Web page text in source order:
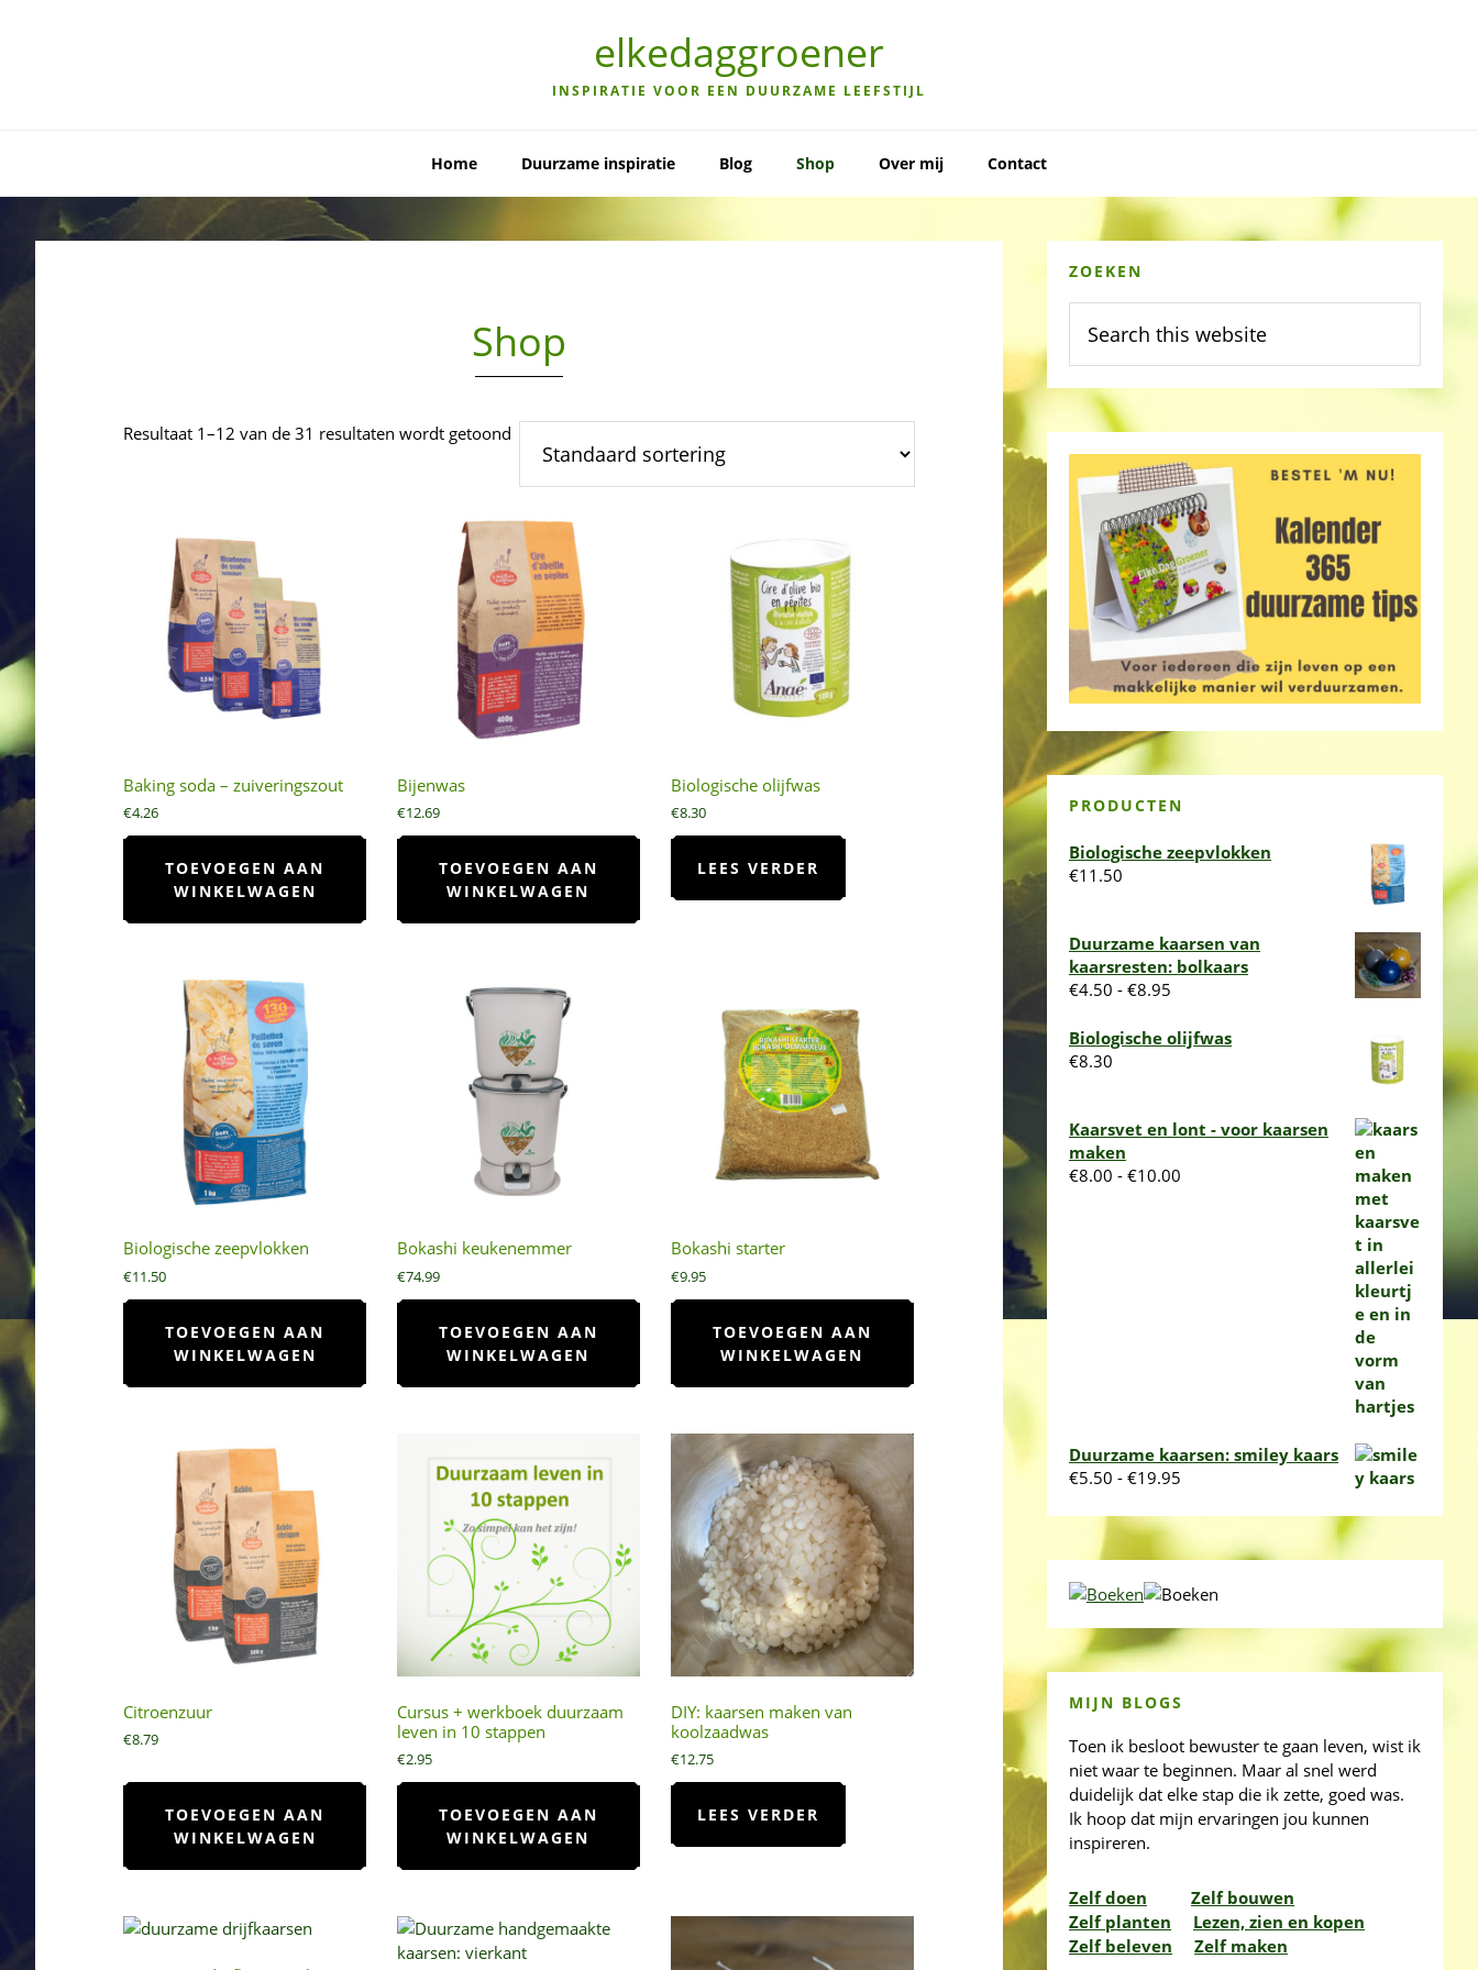
elkedaggroener
INSPIRATIE VOOR EEN DUURZAME LEEFSTIJL
Home Duurzame inspiratie Blog Shop Over mij Contact
Shop
Resultaat 1–12 van de 31 resultaten wordt getoond
Baking soda – zuiveringszout
€4.26
TOEVOEGEN AAN
WINKELWAGEN
Bijenwas
€12.69
TOEVOEGEN AAN
WINKELWAGEN
Biologische olijfwas
€8.30
LEES VERDER
Biologische zeepvlokken
€11.50
TOEVOEGEN AAN
WINKELWAGEN
Bokashi keukenemmer
€74.99
TOEVOEGEN AAN
WINKELWAGEN
Bokashi starter
€9.95
TOEVOEGEN AAN
WINKELWAGEN
Citroenzuur
€8.79
TOEVOEGEN AAN
WINKELWAGEN
Cursus + werkboek duurzaam
leven in 10 stappen
€2.95
TOEVOEGEN AAN
WINKELWAGEN
DIY: kaarsen maken van
koolzaadwas
€12.75
LEES VERDER
Primary
Sidebar
ZOEKEN
this
website
PRODUCTEN
Biologische zeepvlokken
€11.50
Duurzame kaarsen van
kaarsresten: bolkaars
€4.50 - €8.95
tot
Biologische olijfwas
€8.30
Kaarsvet en lont - voor kaarsen
maken
€8.00 - €10.00
Duurzame kaarsen: smiley kaars
€5.50 - €19.95
tot
€19.95
MIJN BLOGS
Toen ik besloot bewuster te gaan leven, wist ik
niet waar te beginnen. Maar al snel werd
duidelijk dat elke stap die ik zette, goed was.
Ik hoop dat mijn ervaringen jou kunnen
inspireren.
Zelf doen
Zelf bouwen
Zelf planten
Lezen, zien en kopen
Zelf beleven
Zelf maken